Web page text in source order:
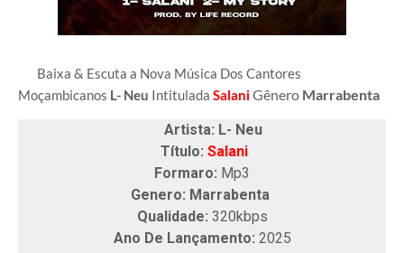
Baixa & Escuta a Nova Música Dos Cantores
Moçambicanos L- Neu Intitulada SalaniGênero Marrabenta
Artista: L- Neu
Título: Salani
Formaro: Mp3
Genero: Marrabenta
Qualidade: 320kbps
Ano De Lançamento: 2025